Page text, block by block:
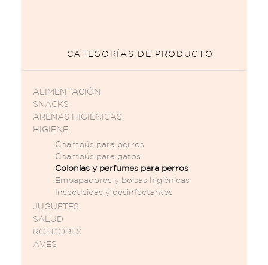
CATEGORÍAS DE PRODUCTO
ALIMENTACIÓN
SNACKS
ARENAS HIGIÉNICAS
HIGIENE
Champús para perros
Champús para gatos
Colonias y perfumes para perros
Empapadores y bolsas higiénicas
Insecticidas y desinfectantes
JUGUETES
SALUD
ROEDORES
AVES